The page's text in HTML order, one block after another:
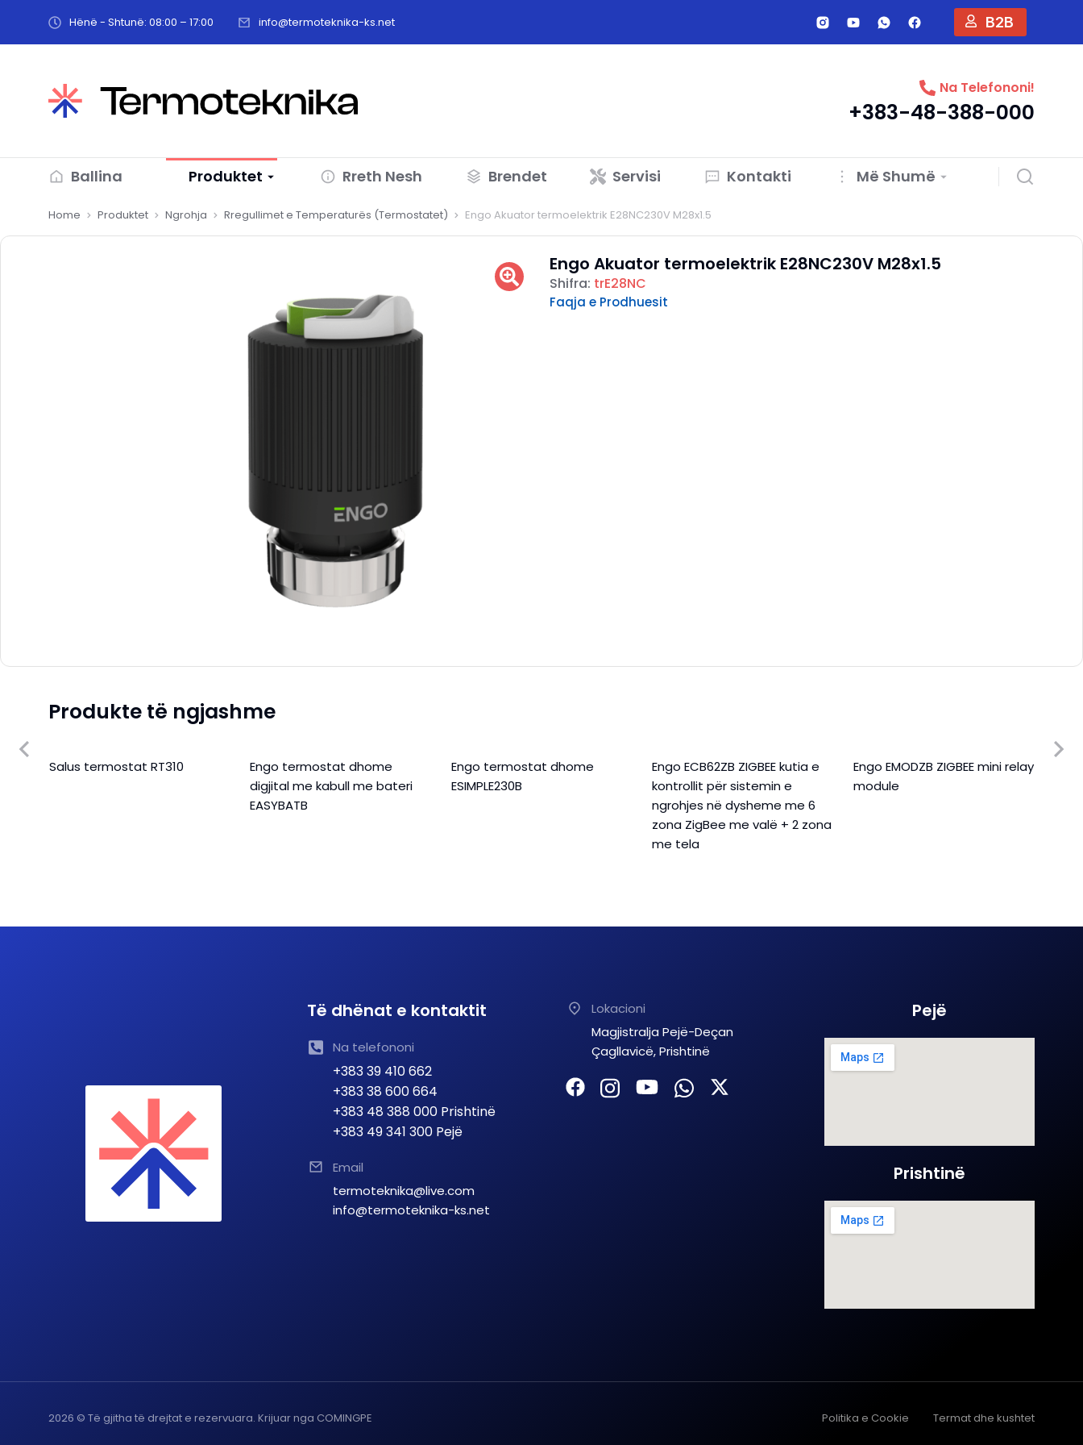
Hënë - Shtunë: 08:00 – 17:00 info@termoteknika-ks.net B2B
Na Telefononi!
+383-48-388-000
Ballina Produktet Rreth Nesh Brendet Servisi Kontakti Më Shumë
You are here:
Home Produktet Ngrohja Rregullimet e Temperaturës (Termostatet) Engo Akuator termoelektrik E28NC230V M28x1.5
Engo Akuator termoelektrik E28NC230V M28x1.5
Shifra: trE28NC
Faqja e Prodhuesit
Produkte të ngjashme
Salus termostat RT310
Engo termostat dhome
digjital me kabull me bateri
EASYBATB
Engo termostat dhome
ESIMPLE230B
Engo ECB62ZB ZIGBEE kutia e
kontrollit për sistemin e
ngrohjes në dysheme me 6
zona ZigBee me valë + 2 zona
me tela
Engo EMODZB ZIGBEE mini relay
module
Të dhënat e kontaktit
Na telefononi
+383 39 410 662
+383 38 600 664
+383 48 388 000 Prishtinë
+383 49 341 300 Pejë
Email
termoteknika@live.com
info@termoteknika-ks.net
Lokacioni
Magjistralja Pejë-Deçan
Çagllavicë, Prishtinë
Pejë
Prishtinë
2026 © Të gjitha të drejtat e rezervuara. Krijuar nga COMINGPE Politika e Cookie Termat dhe kushtet